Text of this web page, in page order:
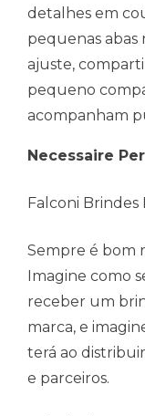
detalhes em
pequenas abas
ajuste,
pequeno
acompanham
Necessaire
Falconi Brindes
Sempre é bom
Imagine como
receber um
marca, e
terá ao
e parceiros.